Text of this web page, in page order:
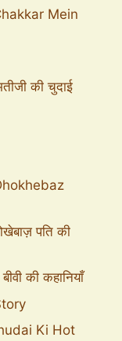
Mein
की चुदाई
पति की
की कहानियाँ
Ki Hot